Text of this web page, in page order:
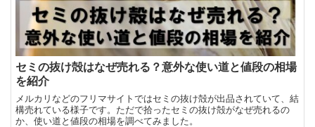
セミの抜け殻はなぜ売れる？意外な使い道と値段の相場
を紹介
メルカリなどのフリマサイトではセミの抜け殻が出品されていて、結
構売れている様子です。ただで拾ったセミの抜け殻がなぜ売れるの
か、使い道と値段の相場を調べてみました。